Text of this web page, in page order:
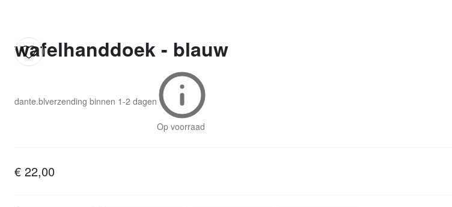
wafelhanddoek - blauw
dante.blverzending binnen 1-2 dagen
Op voorraad
€ 22,00